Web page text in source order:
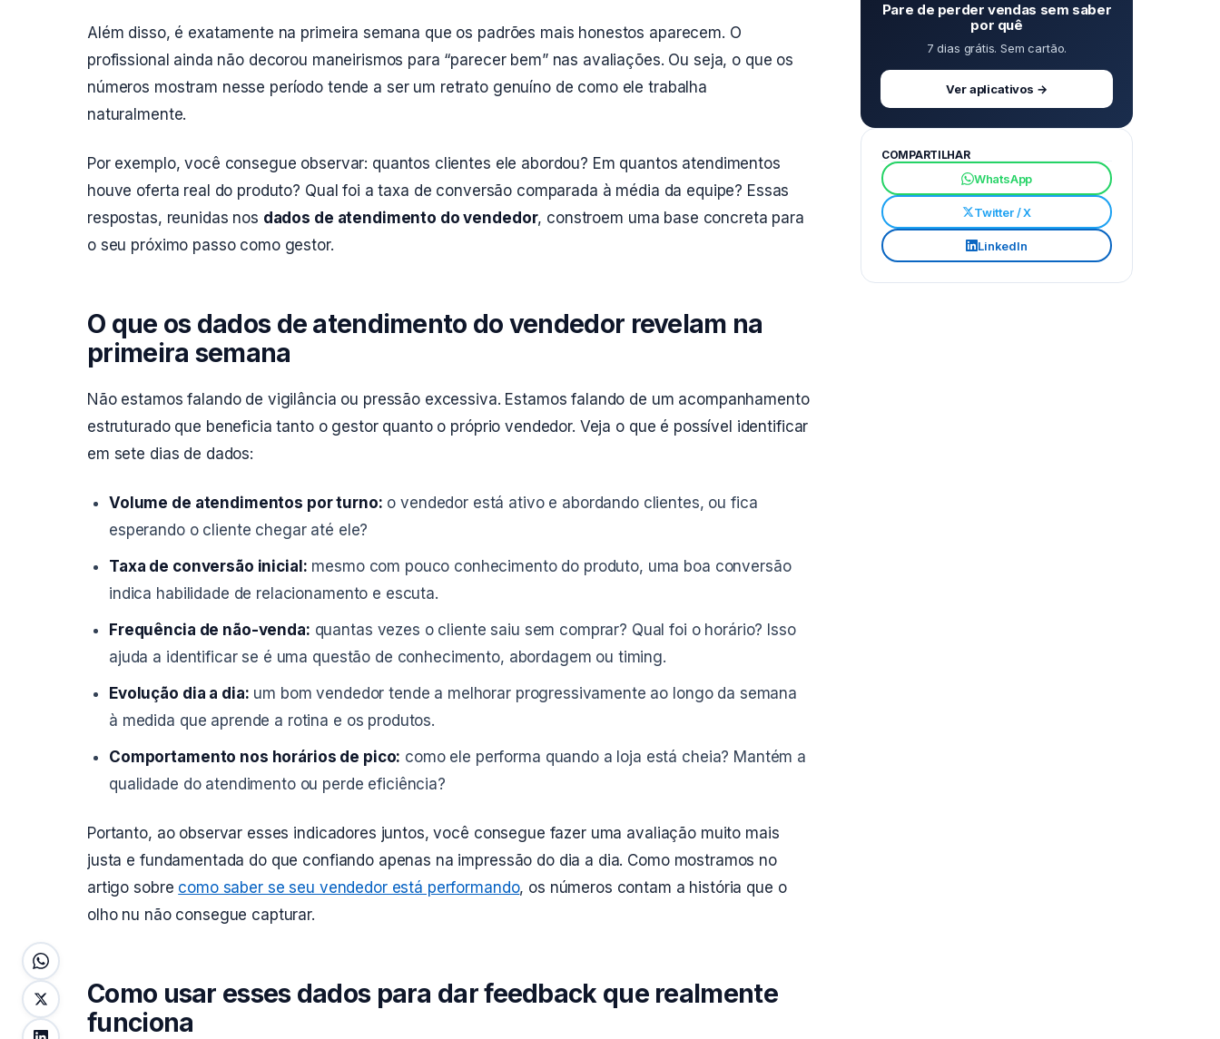
Além disso, é exatamente na primeira semana que os padrões mais honestos aparecem. O
profissional ainda não decorou maneirismos para “parecer bem” nas avaliações. Ou seja, o que os
números mostram nesse período tende a ser um retrato genuíno de como ele trabalha
naturalmente.
Por exemplo, você consegue observar: quantos clientes ele abordou? Em quantos atendimentos
houve oferta real do produto? Qual foi a taxa de conversão comparada à média da equipe? Essas
respostas, reunidas nos dados de atendimento do vendedor, constroem uma base concreta para
o seu próximo passo como gestor.
O que os dados de atendimento do vendedor revelam na
primeira semana
Não estamos falando de vigilância ou pressão excessiva. Estamos falando de um acompanhamento
estruturado que beneficia tanto o gestor quanto o próprio vendedor. Veja o que é possível identificar
em sete dias de dados:
Volume de atendimentos por turno: o vendedor está ativo e abordando clientes, ou fica
esperando o cliente chegar até ele?
Taxa de conversão inicial: mesmo com pouco conhecimento do produto, uma boa conversão
indica habilidade de relacionamento e escuta.
Frequência de não-venda: quantas vezes o cliente saiu sem comprar? Qual foi o horário? Isso
ajuda a identificar se é uma questão de conhecimento, abordagem ou timing.
Evolução dia a dia: um bom vendedor tende a melhorar progressivamente ao longo da semana
à medida que aprende a rotina e os produtos.
Comportamento nos horários de pico: como ele performa quando a loja está cheia? Mantém a
qualidade do atendimento ou perde eficiência?
Portanto, ao observar esses indicadores juntos, você consegue fazer uma avaliação muito mais
justa e fundamentada do que confiando apenas na impressão do dia a dia. Como mostramos no
artigo sobre como saber se seu vendedor está performando, os números contam a história que o
olho nu não consegue capturar.
Como usar esses dados para dar feedback que realmente
funciona
Pare de perder vendas sem saber
por quê
7 dias grátis. Sem cartão.
Ver aplicativos →
COMPARTILHAR
WhatsApp
Twitter / X
LinkedIn